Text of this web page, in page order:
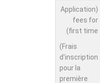
(Application
fees for
first time)
(Frais
d'inscription
pour la
première